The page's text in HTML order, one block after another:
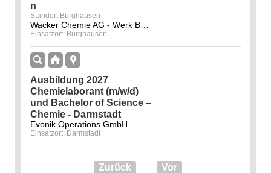
n
Standort Burghausen
Einsatzort: Burghausen
Ausbildung 2027
Chemielaborant (m/w/d)
und Bachelor of Science –
Chemie - Darmstadt
Evonik Operations GmbH
Einsatzort: Darmstadt
Zurück Vor